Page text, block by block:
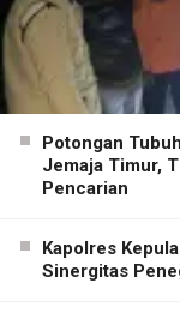
Potongan
Jemaja Timur,
Pencarian
Kapolres
Sinergitas